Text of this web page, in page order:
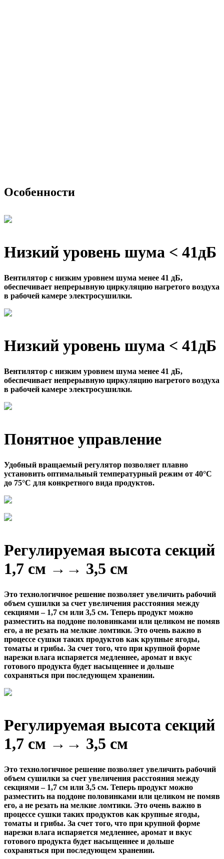
Особенности
Низкий уровень шума < 41дБ
Вентилятор с низким уровнем шума менее 41 дБ,
обеспечивает непрерывную циркуляцию нагретого воздуха
в рабочей камере электросушилки.
Низкий уровень шума < 41дБ
Вентилятор с низким уровнем шума менее 41 дБ,
обеспечивает непрерывную циркуляцию нагретого воздуха
в рабочей камере электросушилки.
Понятное управление
Удобный вращаемый регулятор позволяет плавно
установить оптимальный температурный режим от 40°C
до 75°C для конкретного вида продуктов.
Регулируемая высота секций
1,7 см →→ 3,5 см
Это технологичное решение позволяет увеличить рабочий
объем сушилки за счет увеличения расстояния между
секциями – 1,7 см или 3,5 см. Теперь продукт можно
разместить на поддоне половинками или целиком не помяв
его, а не резать на мелкие ломтики. Это очень важно в
процессе сушки таких продуктов как крупные ягоды,
томаты и грибы. За счет того, что при крупной форме
нарезки влага испаряется медленнее, аромат и вкус
готового продукта будет насыщеннее и дольше
сохраняться при последующем хранении.
Регулируемая высота секций
1,7 см →→ 3,5 см
Это технологичное решение позволяет увеличить рабочий
объем сушилки за счет увеличения расстояния между
секциями – 1,7 см или 3,5 см. Теперь продукт можно
разместить на поддоне половинками или целиком не помяв
его, а не резать на мелкие ломтики. Это очень важно в
процессе сушки таких продуктов как крупные ягоды,
томаты и грибы. За счет того, что при крупной форме
нарезки влага испаряется медленнее, аромат и вкус
готового продукта будет насыщеннее и дольше
сохраняться при последующем хранении.